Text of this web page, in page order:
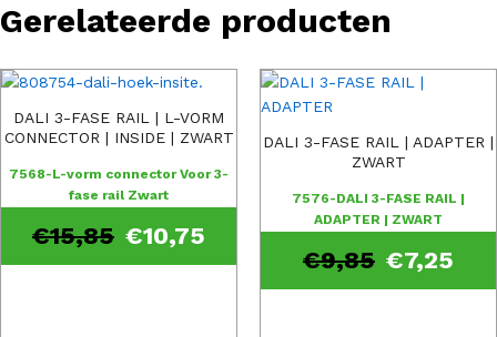
Gerelateerde producten
DALI 3-FASE RAIL | L-VORM
CONNECTOR | INSIDE | ZWART
7568-L-vorm connector Voor 3-
fase rail Zwart
€10,75
€15,85
DALI 3-FASE RAIL | ADAPTER |
ZWART
7576-DALI 3-FASE RAIL |
ADAPTER | ZWART
€7,25
€9,85